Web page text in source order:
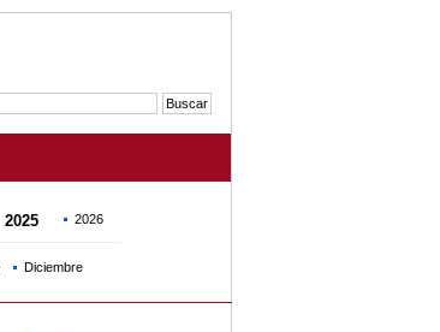
2025 2026
Diciembre